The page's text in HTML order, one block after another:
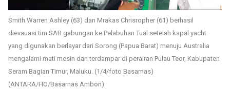
Smith Warren Ashley (63) dan Mrakas Chrisropher (61) berhasil
dievauasi tim SAR gabungan ke Pelabuhan Tual setelah kapal yacht
yang digunakan berlayar dari Sorong (Papua Barat) menuju Australia
mengalami mati mesin dan terdampar di perairan Pulau Teor, Kabupaten
Seram Bagian Timur, Maluku. (1/4/foto Basarnas)
(ANTARA/HO/Basarnas Ambon)